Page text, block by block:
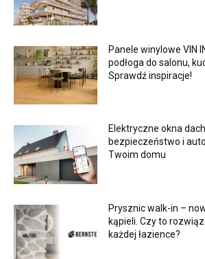
Panele winylowe VIN
podłoga do salonu,
Sprawdź inspiracje!
Elektryczne okna
bezpieczeństwo i
Twoim domu
Prysznic walk-in –
kąpieli. Czy to
każdej łazience?